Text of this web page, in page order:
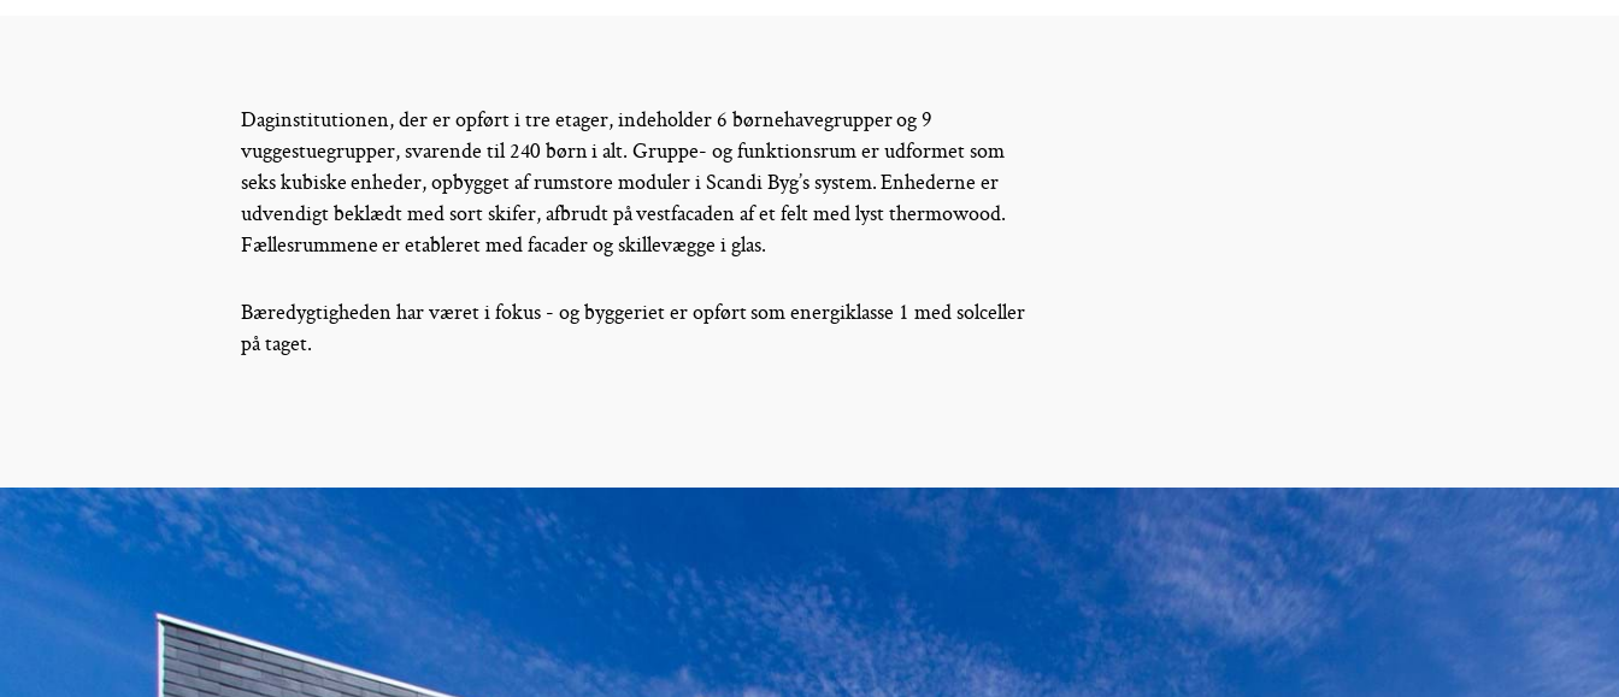
Daginstitutionen, der er opført i tre etager, indeholder 6 børnehavegrupper og 9
vuggestuegrupper, svarende til 240 børn i alt. Gruppe- og funktionsrum er udformet som
seks kubiske enheder, opbygget af rumstore moduler i Scandi Byg’s system. Enhederne er
udvendigt beklædt med sort skifer, afbrudt på vestfacaden af et felt med lyst thermowood.
Fællesrummene er etableret med facader og skillevægge i glas.
Bæredygtigheden har været i fokus - og byggeriet er opført som energiklasse 1 med solceller
på taget.